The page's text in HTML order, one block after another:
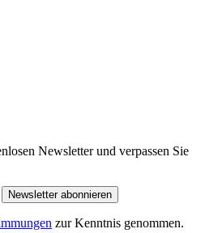
Newsletter und verpassen Sie
Newsletter abonnieren
zur Kenntnis genommen.